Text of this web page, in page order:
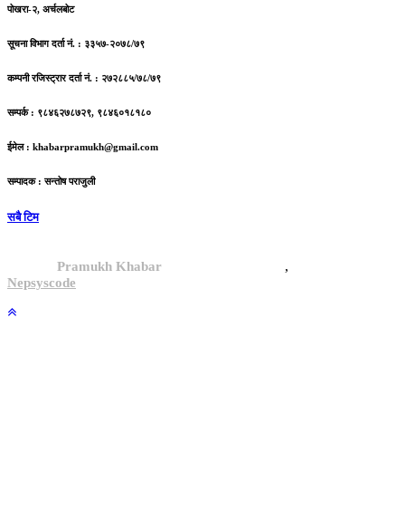
पोखरा-२, अर्चलबोट
सूचना विभाग दर्ता नं. : ३३५७-२०७८/७९
कम्पनी रजिस्ट्रार दर्ता नं. : २७२८८५/७८/७९
सम्पर्क : ९८४६२७८७२९, ९८४६०१८१८०
ईमेल : khabarpramukh@gmail.com
सम्पादक : सन्तोष पराजुली
सबै टिम
Pramukh Khabar, All rights reserved. ,
Nepsyscode